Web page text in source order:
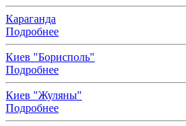
Караганда
Подробнее
Киев "Борисполь"
Подробнее
Киев "Жуляны"
Подробнее